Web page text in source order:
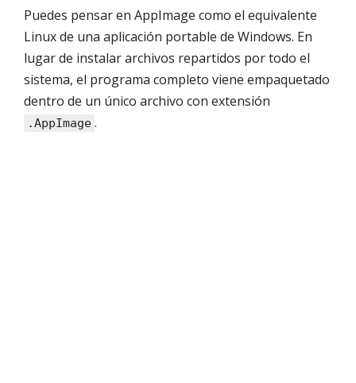
Puedes pensar en AppImage como el equivalente
Linux de una aplicación portable de Windows. En
lugar de instalar archivos repartidos por todo el
sistema, el programa completo viene empaquetado
dentro de un único archivo con extensión
.AppImage .